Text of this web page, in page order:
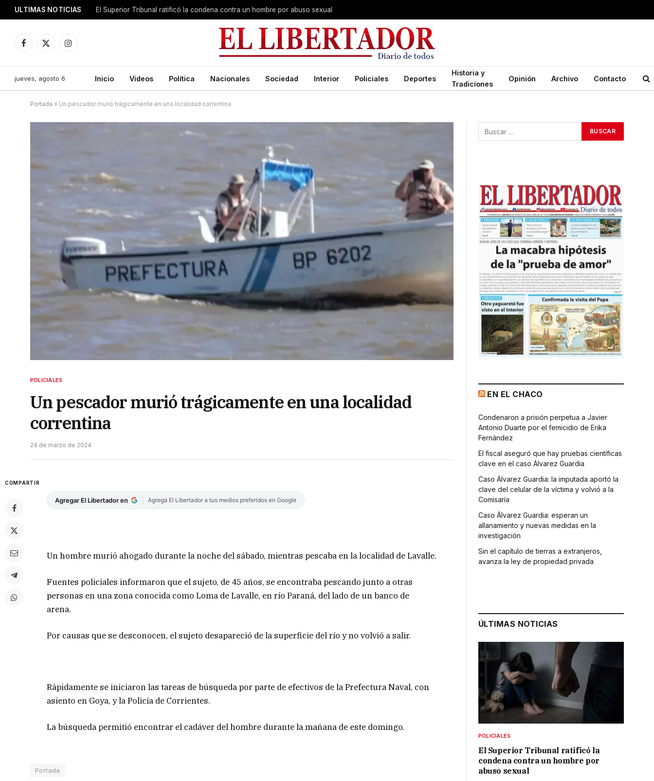
ULTIMAS NOTICIAS El Superior Tribunal ratificó la condena contra un hombre por abuso sexual
Facebook
X
Instagram
jueves, agosto 6 Inicio Videos Política Nacionales Sociedad Interior Policiales Deportes
Historia y
Tradiciones
Opinión Archivo Contacto
Portada » Un pescador murió trágicamente en una localidad correntina
POLICIALES
Un pescador murió trágicamente en una localidad
correntina
24 de marzo de 2024
COMPARTIR
Agregar El Libertador en Agrega El Libertador a tus medios preferidos en Google
Un hombre murió ahogado durante la noche del sábado, mientras pescaba en la localidad de Lavalle.
Fuentes policiales informaron que el sujeto, de 45 años, se encontraba pescando junto a otras
personas en una zona conocida como Loma de Lavalle, en río Paraná, del lado de un banco de
arena.
Por causas que se desconocen, el sujeto desapareció de la superficie del río y no volvió a salir.
Rápidamente se iniciaron las tareas de búsqueda por parte de efectivos de la Prefectura Naval, con
asiento en Goya, y la Policía de Corrientes.
La búsqueda permitió encontrar el cadáver del hombre durante la mañana de este domingo.
Portada
EN EL CHACO
Condenaron a prisión perpetua a Javier
Antonio Duarte por el femicidio de Erika
Fernández
El fiscal aseguró que hay pruebas científicas
clave en el caso Álvarez Guardia
Caso Álvarez Guardia: la imputada aportó la
clave del celular de la víctima y volvió a la
Comisaría
Caso Álvarez Guardia: esperan un
allanamiento y nuevas medidas en la
investigación
Sin el capítulo de tierras a extranjeros,
avanza la ley de propiedad privada
ÚLTIMAS NOTICIAS
POLICIALES
El Superior Tribunal ratificó la
condena contra un hombre por
abuso sexual